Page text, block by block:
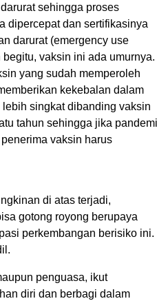
sehingga proses
dipercepat dan sertifikasinya
darurat (emergency use
vaksin ini ada umurnya.
yang sudah memperoleh
kekebalan dalam
singkat dibanding vaksin
tahun sehingga jika pandemi
vaksin harus
di atas terjadi,
gotong royong berupaya
perkembangan berisiko ini.
penguasa, ikut
diri dan berbagi dalam